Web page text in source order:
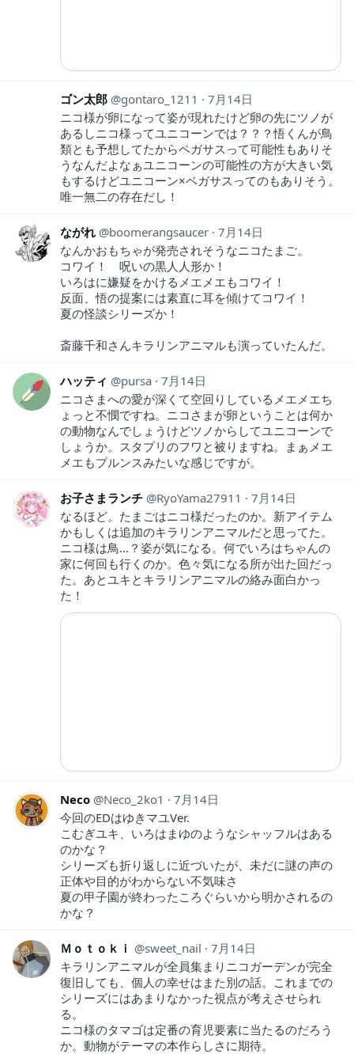
ゴン太郎 gontaro_1211
7月14日
ニコ様が卵になって姿が現れたけど卵の先にツノが
あるしニコ様ってユニコーンでは？？？悟くんが鳥
類とも予想してたからペガサスって可能性もありそ
うなんだよなぁユニコーンの可能性の方が大きい気
もするけどユニコーン×ペガサスってのもありそう。
唯一無二の存在だし！
ながれ boomerangsaucer 7月14日
なんかおもちゃが発売されそうなニコたまご。
コワイ！ 呪いの黒人人形か！
いろはに嫌疑をかけるメエメエもコワイ！
反面、悟の提案には素直に耳を傾けてコワイ！
夏の怪談シリーズか！
斎藤千和さんキラリンアニマルも演っていたんだ。
ハッティ pursa 7月14日
ニコさまへの愛が深くて空回りしているメエメエち
ょっと不憫ですね。ニコさまが卵ということは何か
の動物なんでしょうけどツノからしてユニコーンで
しょうか。スタプリのフワと被りますね。まぁメエ
メエもプルンスみたいな感じですが。
お子さまランチ RyoYama27911
7月14日
なるほど。たまごはニコ様だったのか。新アイテム
かもしくは追加のキラリンアニマルだと思ってた。
ニコ様は鳥…？姿が気になる。何でいろはちゃんの
家に何回も行くのか。色々気になる所が出た回だっ
た。あとユキとキラリンアニマルの絡み面白かっ
た！
Neco Neco_2ko1
7月14日
今回のEDはゆきマユVer.
こむぎユキ、いろはまゆのようなシャッフルはある
のかな？
シリーズも折り返しに近づいたが、未だに謎の声の
正体や目的がわからない不気味さ
夏の甲子園が終わったころぐらいから明かされるの
かな？
Ｍｏｔｏｋｉ sweet_nail
7月14日
キラリンアニマルが全員集まりニコガーデンが完全
復旧しても、個人の幸せはまた別の話。これまでの
シリーズにはあまりなかった視点が考えさせられ
る。
ニコ様のタマゴは定番の育児要素に当たるのだろう
か。動物がテーマの本作らしさに期待。